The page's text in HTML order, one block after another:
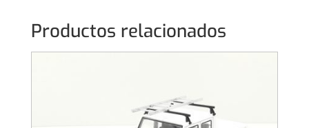
Productos relacionados